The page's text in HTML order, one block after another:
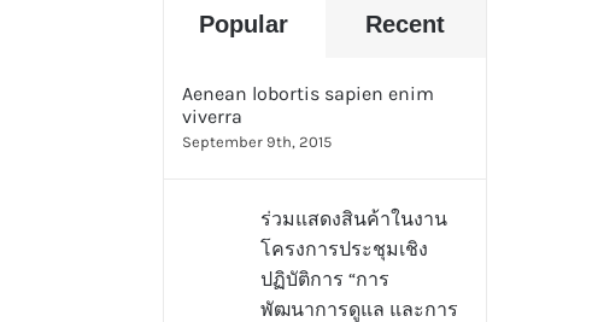
Popular Recent
Aenean lobortis sapien enim
viverra
September 9th, 2015
ร่วมแสดงสินค้าในงาน
โครงการประชุมเชิง
ปฏิบัติการ “การ
พัฒนาการดูแล และการ